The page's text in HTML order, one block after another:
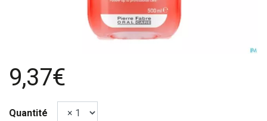
9,37€
Quantité